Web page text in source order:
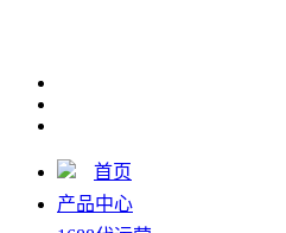
首页
产品中心